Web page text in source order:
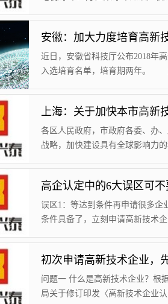
期为5个工作日。对公示有异议的
内以实名、书面形式向西青区推
组办公室提出。提出异议时应...
安徽：加大力度培育高新
近日，安徽省科技厅公布2018年
入选培育名单，培育期两年。
科技厅审查等程序，每年遴选一
扶持，加快成长为高新技术企业
研究开发管理培训，帮助企业与
上海：关于加快本市高新
各区人民政府，市政府各委、
战略，加快建设具有全球影响力
主义思想为指导，全面贯彻落实
发展战略，围绕建设具有全球影
营商环境，加快完善创新生态系
高企认定中的6大误区可
误区1：等达到条件再申请很多企
条件具备了，立刻申请高新技术
人比你先申请成为高新技术企业
一想到高新技术企业，大家自然
当得知某服务企业也属于高新技术
初次申请高新技术企业，
问题一 什么是高新技术企业？根
局关于修订印发〈高新技术企业